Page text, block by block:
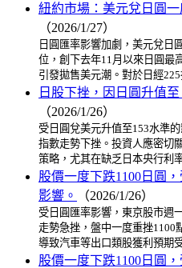
紐約市場：美元兌日圓
（2026/1/27）
日圓匯率影響加劇，美元兌日
位，創下去年11月以來日圓最
引發拋售美元潮。對於日經
日股下挫，因日圓升值
（2026/1/26）
受日圓兌美元升值至153水準
指數走勢下挫。投資人應密切
策略，尤其在缺乏日本央行利
股價一度下跌1100日圓
影響。
（2026/1/26）
受日圓匯率影響，東京股市週
走勢急挫，盤中一度重挫1100
導致汽車等出口類股獲利預期
股價一度下跌1100日圓